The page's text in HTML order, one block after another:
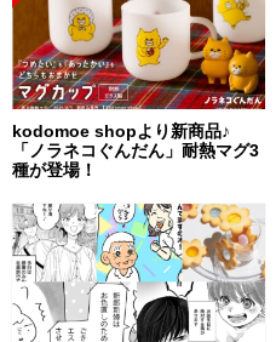
kodomoe shopより新商品♪
「ノラネコぐんだん」耐熱マグ3
種が登場！